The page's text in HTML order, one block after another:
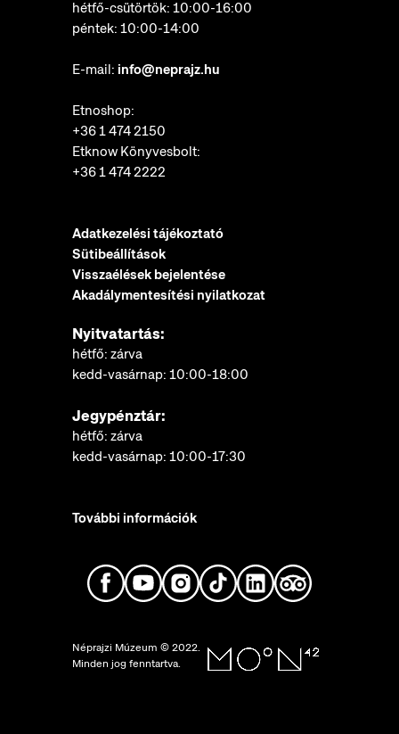
hétfő-csütörtök: 10:00-16:00
péntek: 10:00-14:00
E-mail: info@neprajz.hu
Etnoshop:
+36 1 474 2150
Etknow Könyvesbolt:
+36 1 474 2222
Adatkezelési tájékoztató
Sütibeállítások
Visszaélések bejelentése
Akadálymentesítési nyilatkozat
Nyitvatartás:
hétfő: zárva
kedd-vasárnap: 10:00-18:00
Jegypénztár:
hétfő: zárva
kedd-vasárnap: 10:00-17:30
További információk
Néprajzi Múzeum © 2022.
Minden jog fenntartva.